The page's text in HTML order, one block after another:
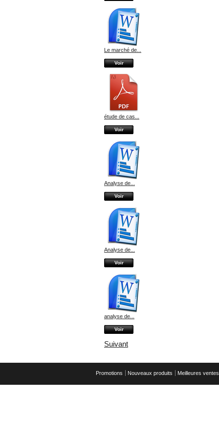
Le marché de...
Voir
étude de cas...
Voir
Analyse de...
Voir
Analyse de...
Voir
analyse de...
Voir
Suivant
Promotions Nouveaux produits Meilleures ventes